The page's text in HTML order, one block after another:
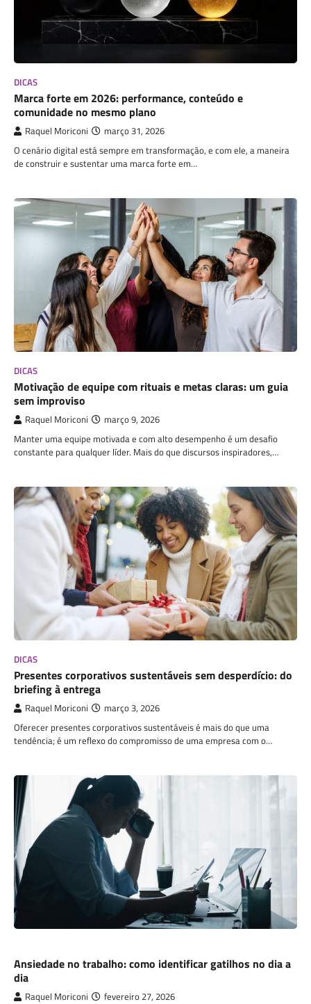
DICAS
Marca forte em 2026: performance, conteúdo e
comunidade no mesmo plano
Raquel Moriconi março 31, 2026
O cenário digital está sempre em transformação, e com ele, a maneira
de construir e sustentar uma marca forte em…
DICAS
Motivação de equipe com rituais e metas claras: um guia
sem improviso
Raquel Moriconi março 9, 2026
Manter uma equipe motivada e com alto desempenho é um desafio
constante para qualquer líder. Mais do que discursos inspiradores,…
DICAS
Presentes corporativos sustentáveis sem desperdício: do
briefing à entrega
Raquel Moriconi março 3, 2026
Oferecer presentes corporativos sustentáveis é mais do que uma
tendência; é um reflexo do compromisso de uma empresa com o…
Ansiedade no trabalho: como identificar gatilhos no dia a
dia
Raquel Moriconi fevereiro 27, 2026